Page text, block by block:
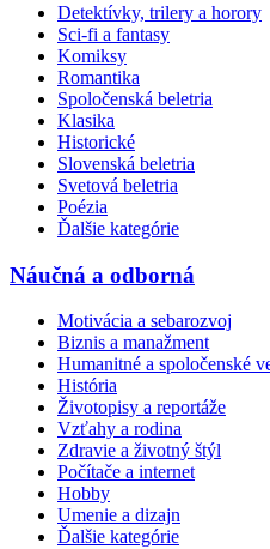
Detektívky, trilery a horory
Sci-fi a fantasy
Komiksy
Romantika
Spoločenská beletria
Klasika
Historické
Slovenská beletria
Svetová beletria
Poézia
Ďalšie kategórie
Náučná a odborná
Motivácia a sebarozvoj
Biznis a manažment
Humanitné a spoločenské
História
Životopisy a reportáže
Vzťahy a rodina
Zdravie a životný štýl
Počítače a internet
Hobby
Umenie a dizajn
Ďalšie kategórie